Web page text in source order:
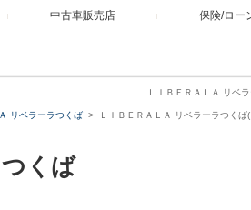
中古車販売店 保険/ロー
ＬＩＢＥＲＡＬＡ リベ
リベラーラつくば ＬＩＢＥＲＡＬＡ リベラーラつくば
くば